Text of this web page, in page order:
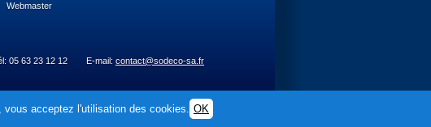
Webmaster
05 63 23 12 12 E-mail: contact@sodeco-sa.fr
acceptez l'utilisation des cookies. OK